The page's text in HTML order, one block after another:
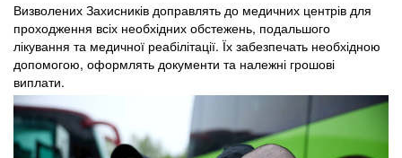
Визволених Захисників доправлять до медичних центрів для
проходження всіх необхідних обстежень, подальшого
лікування та медичної реабілітації. Їх забезпечать необхідною
допомогою, оформлять документи та належні грошові
виплати.